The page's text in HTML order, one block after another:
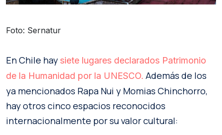
Foto: Sernatur
En Chile hay siete lugares declarados Patrimonio
de la Humanidad por la UNESCO. Además de los
ya mencionados Rapa Nui y Momias Chinchorro,
hay otros cinco espacios reconocidos
internacionalmente por su valor cultural: